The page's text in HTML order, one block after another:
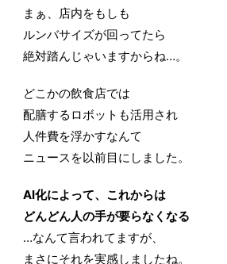
まぁ、店内をもしも
ルンバサイズが回ってたら
絶対踏んじゃいますからね…。
どこかの飲食店では
配膳するロボットも活用され
人件費を浮かすなんて
ニュースを以前目にしました。
AI化によって、これからは
どんどん人の手が要らなくなる
…なんて言われてますが、
まさにそれを実感しましたね。